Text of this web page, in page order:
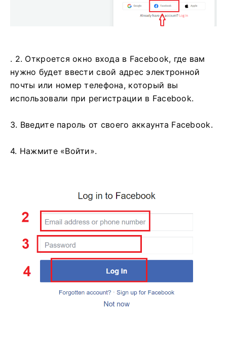
. 2. Откроется окно входа в Facebook, где вам
нужно будет ввести свой адрес электронной
почты или номер телефона, который вы
использовали при регистрации в Facebook.
3. Введите пароль от своего аккаунта Facebook.
4. Нажмите «Войти».